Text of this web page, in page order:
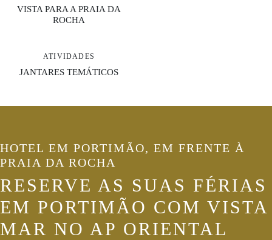
VISTA PARA A PRAIA DA
ROCHA
ATIVIDADES
JANTARES TEMÁTICOS
HOTEL EM PORTIMÃO, EM FRENTE À
PRAIA DA ROCHA
RESERVE AS SUAS FÉRIAS
EM PORTIMÃO COM VISTA
MAR NO AP ORIENTAL